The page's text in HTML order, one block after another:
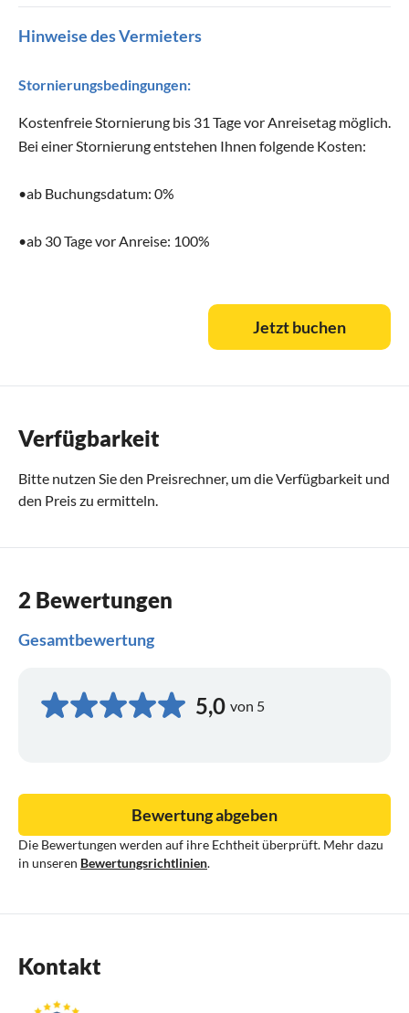
Hinweise des Vermieters
Stornierungsbedingungen:
Kostenfreie Stornierung bis 31 Tage vor Anreisetag möglich.
Jetzt buchen
Verfügbarkeit
Bitte nutzen Sie den Preisrechner, um die Verfügbarkeit und
den Preis zu ermitteln.
2 Bewertungen
Gesamtbewertung
5,0 von 5
Die Bewertungen werden auf ihre Echtheit überprüft. Mehr dazu
in unseren Bewertungsrichtlinien.
Bewertung abgeben
Kontakt